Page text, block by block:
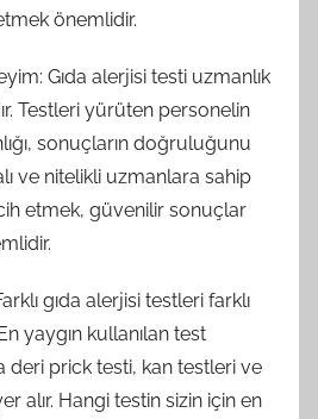
önemlidir.
Gıda alerjisi testi uzmanlık
Testleri yürüten personelin
sonuçların doğruluğunu
ve nitelikli uzmanlara sahip
etmek, güvenilir sonuçlar
gıda alerjisi testleri farklı
yaygın kullanılan test
deri prick testi, kan testleri ve
alır. Hangi testin sizin için en